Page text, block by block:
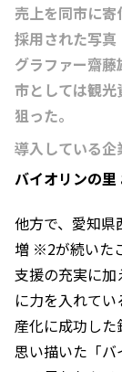
売上を同市に
採用された写
グラファー齋藤
市としては観
狙った。
導入している
バイオリンの里
他方で、愛知
増 ※2が続いた
支援の充実に
に力を入れて
産化に成功し
思い描いた「バ